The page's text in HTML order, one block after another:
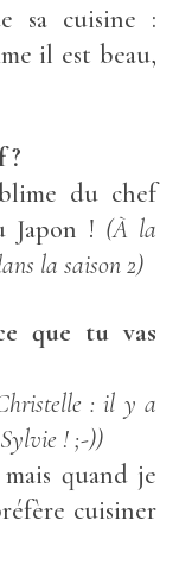
sa cuisine :
il est beau,
?
du chef
Japon ! (À la
la saison 2)
que tu vas
: il y a
! ;-))
mais quand je
cuisiner